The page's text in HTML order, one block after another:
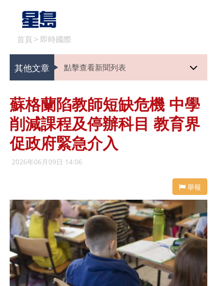
首頁 > 即時國際
其他文章 點擊查看新聞列表
蘇格蘭陷教師短缺危機 中學
削減課程及停辦科目 教育界
促政府緊急介入
2026年06月09日 14:06
舉報